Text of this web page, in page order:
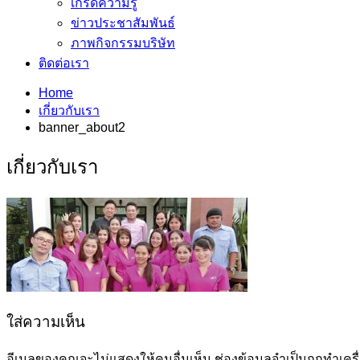
ข่าวประชาสัมพันธ์
ภาพกิจกรรมบริษัท
ติดต่อเรา
Home
เกี่ยวกับเรา
banner_about2
เกี่ยวกับเรา
ใส่ความเห็น